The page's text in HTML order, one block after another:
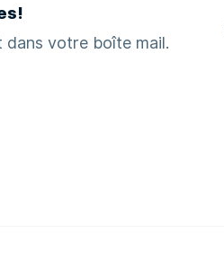
votre boîte mail.